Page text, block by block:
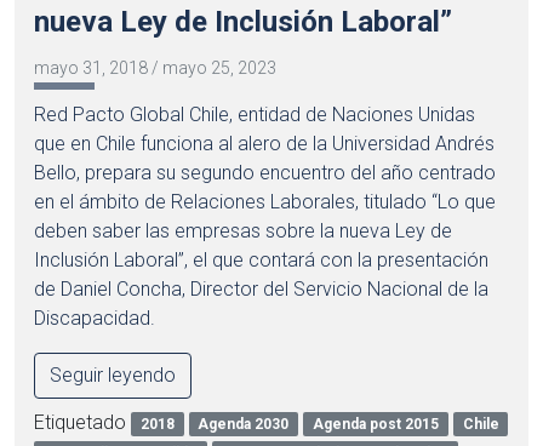
nueva Ley de Inclusión Laboral”
mayo 31, 2018 / mayo 25, 2023
Red Pacto Global Chile, entidad de Naciones Unidas
que en Chile funciona al alero de la Universidad Andrés
Bello, prepara su segundo encuentro del año centrado
en el ámbito de Relaciones Laborales, titulado “Lo que
deben saber las empresas sobre la nueva Ley de
Inclusión Laboral”, el que contará con la presentación
de Daniel Concha, Director del Servicio Nacional de la
Discapacidad.
Seguir leyendo
Etiquetado 2018 Agenda 2030 Agenda post 2015
Chile